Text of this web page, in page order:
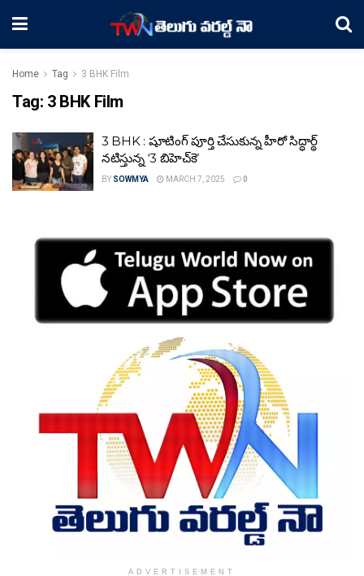
Home Tag 3 BHK Film
Tag: 3 BHK Film
3 BHK : షూటింగ్ పూర్తి చేసుకున్న హీరో సిద్ధార్థ్
నటిస్తున్న ‘3 బిహెచ్‌కె’
BY SOWMYA MARCH 7, 2025 0
ADVERTISEMENT